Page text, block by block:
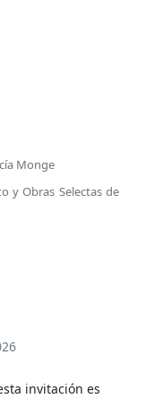
Monge
y Obras Selectas de
invitación es